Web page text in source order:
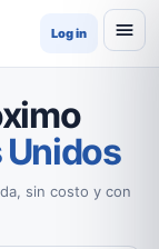
Log in
Unidos
sin costo y con